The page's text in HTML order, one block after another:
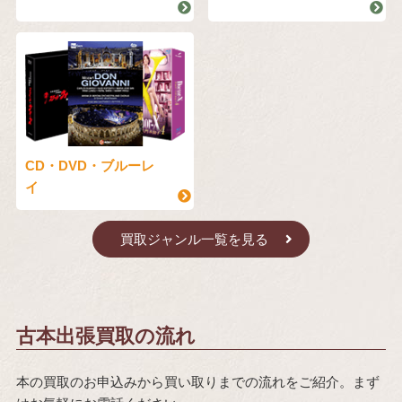
CD・DVD・ブルーレ
イ
買取ジャンル一覧を見る
古本出張買取の流れ
本の買取のお申込みから買い取りまでの流れをご紹介。まず